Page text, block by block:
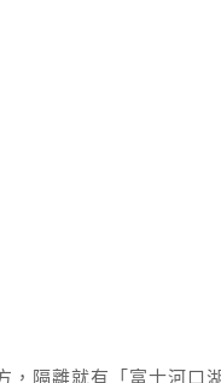
隔離就有「富士河口